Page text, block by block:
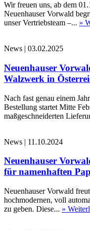
Wir freuen uns, ab dem
Neuenhauser Vorwald
unser Vertriebsteam –... »
News | 03.02.2025
Neuenhauser
Walzwerk in
Nach fast genau einem
Bestellung startet Mitte
maßgeschneiderten
News | 11.10.2024
Neuenhauser
für namenhaften
Neuenhauser Vorwald
hochmodernen, voll
zu geben. Diese... »